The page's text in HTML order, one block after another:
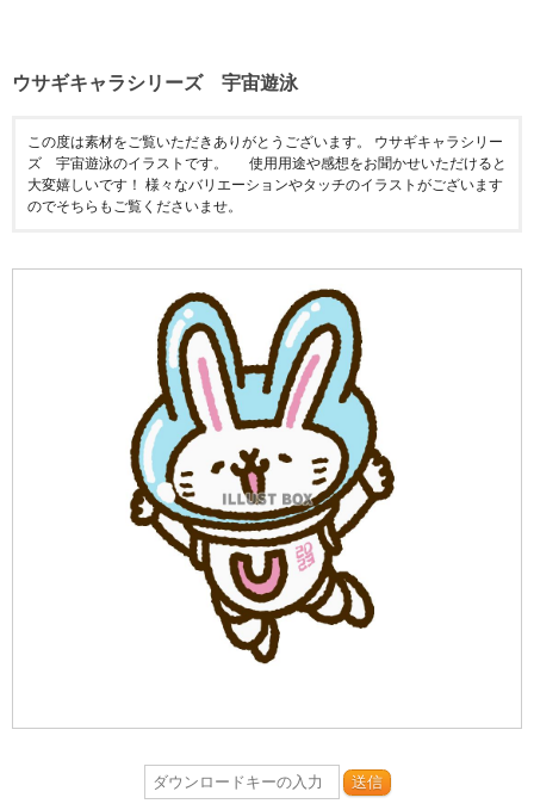
ウサギキャラシリーズ 宇宙遊泳
この度は素材をご覧いただきありがとうございます。 ウサギキャラシリー
ズ 宇宙遊泳のイラストです。 使用用途や感想をお聞かせいただけると
大変嬉しいです！ 様々なバリエーションやタッチのイラストがございます
のでそちらもご覧くださいませ。
送信